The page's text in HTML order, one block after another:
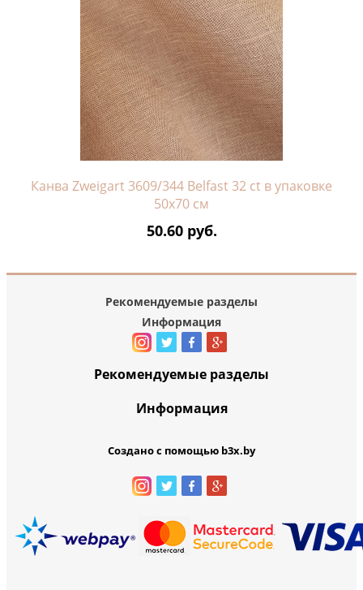
Канва Zweigart 3609/344 Belfast 32 ct в упаковке
50х70 см
50.60 руб.
Рекомендуемые разделы
Информация
Рекомендуемые разделы
Информация
Создано с помощью b3x.by